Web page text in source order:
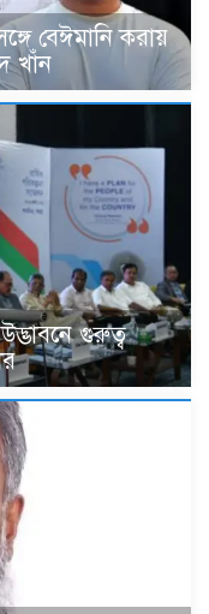
বেঈমানি করায়
খাঁন
গুরুত্ব